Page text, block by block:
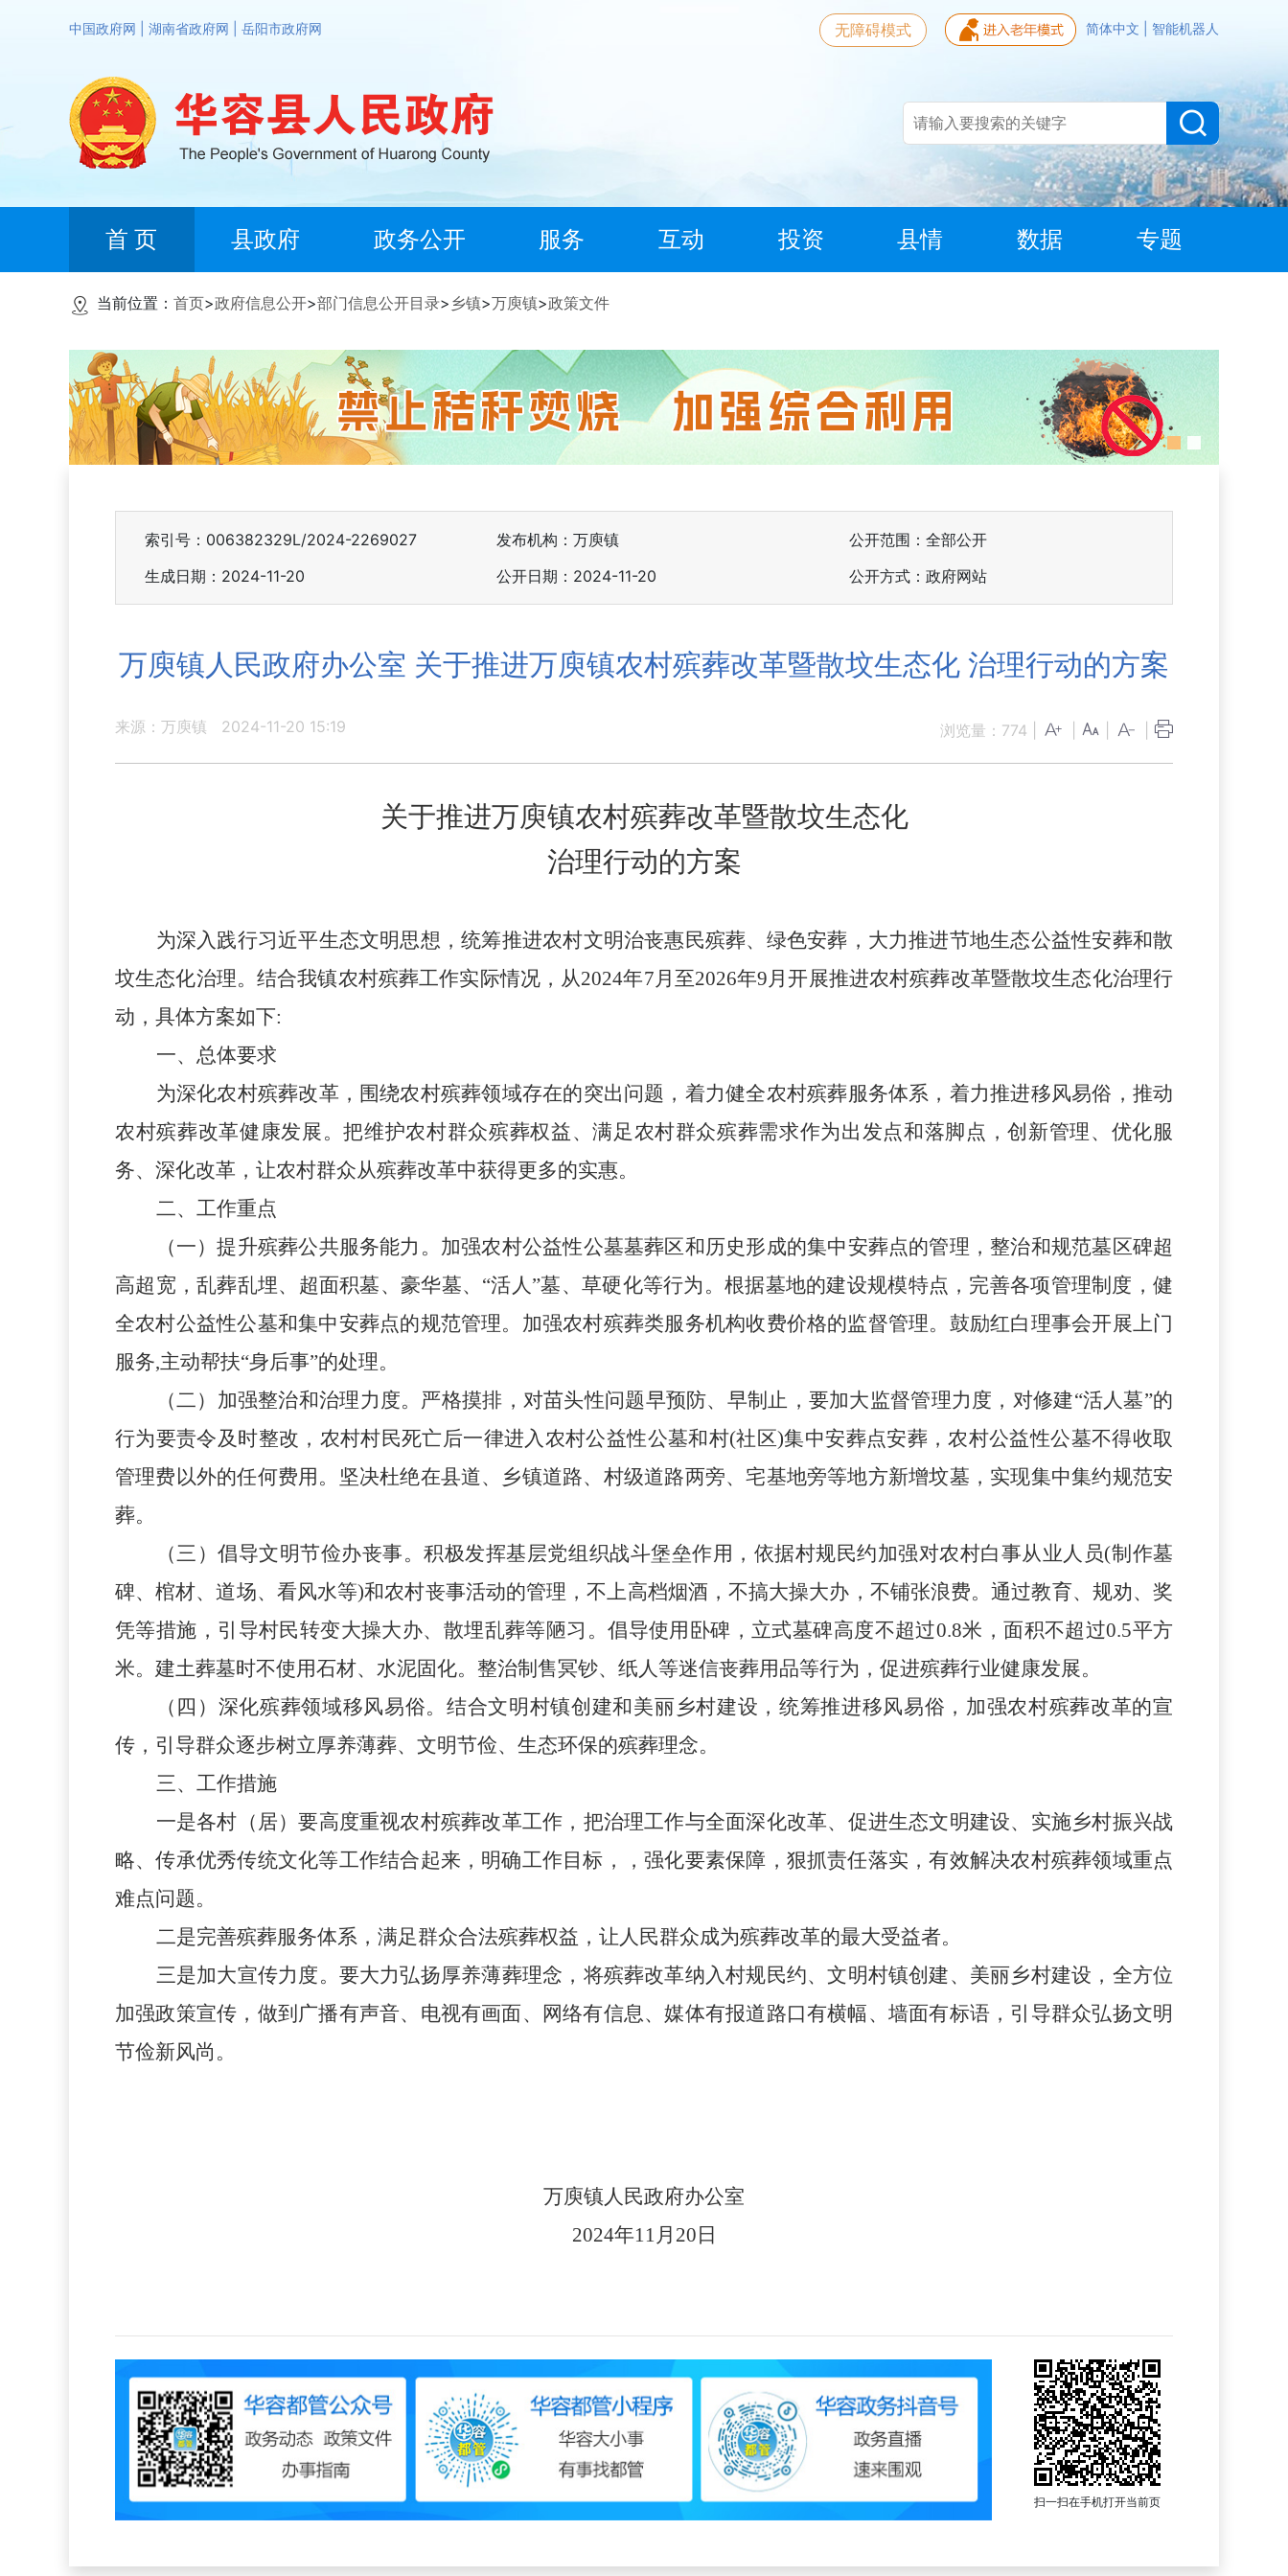
中国政府网 湖南省政府网 岳阳市政府网 简体中文 智能机器人
无障碍模式
首 页 县政府 政务公开 服务 互动 投资 县情 数据 专题
当前位置： 首页>政府信息公开>部门信息公开目录> 乡镇>万庾镇>政策文件
索引号：006382329L/2024-2269027 发布机构：万庾镇
公开范围：全部公开
生成日期：2024-11-20
公开日期：2024-11-20 公开方式：政府网站
万庾镇人民政府办公室 关于推进万庾镇农村殡葬改革暨散坟生态化 治理行动的方案
来源：万庾镇 2024-11-20 15:19 浏览量： 774
关于推进万庾镇农村殡葬改革暨散坟生态化
治理行动的方案
为深入践行习近平生态文明思想，统筹推进农村文明治丧惠民殡葬、绿色安葬，大力推进节地生态公益性安葬和散
坟生态化治理。结合我镇农村殡葬工作实际情况，从2024年7月至2026年9月开展推进农村殡葬改革暨散坟生态化治理行
动，具体方案如下:
一、总体要求
为深化农村殡葬改革，围绕农村殡葬领域存在的突出问题，着力健全农村殡葬服务体系，着力推进移风易俗，推动
农村殡葬改革健康发展。把维护农村群众殡葬权益、满足农村群众殡葬需求作为出发点和落脚点，创新管理、优化服
务、深化改革，让农村群众从殡葬改革中获得更多的实惠。
二、工作重点
（一）提升殡葬公共服务能力。加强农村公益性公墓墓葬区和历史形成的集中安葬点的管理，整治和规范墓区碑超
高超宽，乱葬乱埋、超面积墓、豪华墓、 “活人”墓、草硬化等行为。根据墓地的建设规模特点，完善各项管理制度，健
全农村公益性公墓和集中安葬点的规范管理。加强农村殡葬类服务机构收费价格的监督管理。鼓励红白理事会开展上门
服务,主动帮扶“身后事”的处理。
（二） 加强整治和治理力度。严格摸排，对苗头性问题早预防、早制止，要加大监督管理力度，对修建“活人墓”的
行为要责令及时整改 ， 农村村民死亡后一律进入农村公益性公墓和村(社区)集中安葬点安葬，农村公益性公墓不得收取
管理费以外的任何费用。坚决杜绝在县道、乡镇道路、村级道路两旁、宅基地旁等地方新增坟墓，实现集中集约规范安
葬。
（三）倡导文明节俭办丧事。积极发挥基层党组织战斗堡垒作用 ， 依据村规民约加强对农村白事从业人员(制作墓
碑、棺材、道场、看风水等)和农村丧事活动的管理，不上高档烟酒，不搞大操大办，不铺张浪费。通过教育、规劝、奖
凭等措施，引导村民转变大操大办、散埋乱葬等陋习 。倡导使用 卧碑， 立式墓碑高度不超过0.8米，面积不超过0.5平方
米。建土葬墓时不使用石材、水泥固化。整治制售冥钞、纸人等迷信丧葬用品等行为，促进殡葬行业健康发展。
（四） 深化殡葬领域移风易俗。结合文明村镇创建和美丽乡村建设，统筹推进移风易俗，加强农村殡葬改革的宣
传，引导群众逐步树立厚养薄葬、文明节俭、生态环保的殡葬理念。
三、工作措施
一是各村（居）要高度重视农村殡葬改革工作，把治理工作与全面深化改革、促进生态文明建设、实施乡村振兴战
略、传承优秀传统文化等工作结合起来，明确工作目标，，强化要素保障，狠抓责任落实，有效解决农村殡葬领域重点
难点问题。
二是完善殡葬服务体系，满足群众合法殡葬权益，让人民群众成为殡葬改革的最大受益者。
三是加大宣传力度。要大力弘扬厚养薄葬理念，将殡葬改革纳入村规民约、文明村镇创建、美丽乡村建设，全方位
加强政策宣传，做到广播有声音、电视有画面、网络有信息、媒体有报道路口有横幅、墙面有标语，引导群众弘扬文明
节俭新风尚。
万庾镇人民政府办公室
2024年11月20日
扫一扫在手机打开当前页